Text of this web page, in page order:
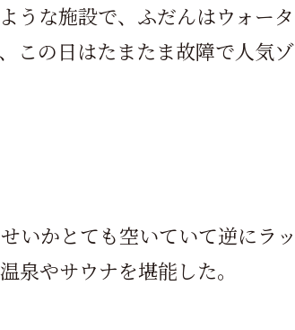
うな施設で、ふだんはウォータ
この日はたまたま故障で人気ゾ
いかとても空いていて逆にラッ
泉やサウナを堪能した。